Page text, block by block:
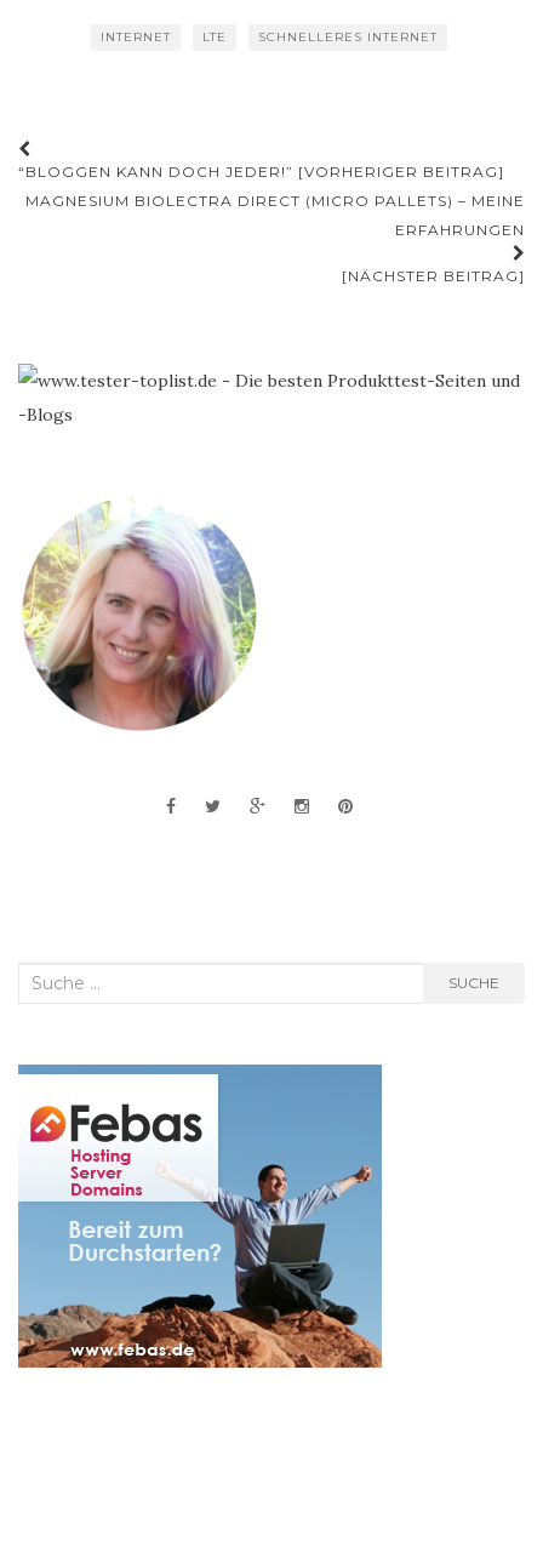
INTERNET LTE SCHNELLERES INTERNET
Beitrags-
Navigation
“BLOGGEN KANN DOCH JEDER!” [VORHERIGER BEITRAG]
MAGNESIUM BIOLECTRA DIRECT (MICRO PALLETS) – MEINE
ERFAHRUNGEN
[NÄCHSTER BEITRAG]
Suche
SUCHE